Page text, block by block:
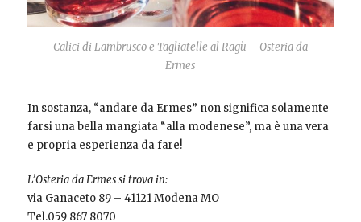
Calici di Lambrusco e Tagliatelle al Ragù – Osteria da
Ermes
In sostanza, “andare da Ermes” non significa solamente
farsi una bella mangiata “alla modenese”, ma è una vera
e propria esperienza da fare!
L’Osteria da Ermes si trova in:
via Ganaceto 89 – 41121 Modena MO
Tel.059 867 8070